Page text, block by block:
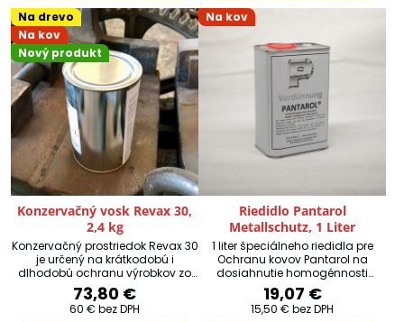
povrchu.Je dlouhodobě účinný a
má vysokou odolnost vůči UV
záření a je tak zvláště vhodný pro
náročné klimatické podmínky.
Zdobí, chrání...
Na drevo
Na kov
Nový produkt
Konzervačný vosk Revax 30,
2,4 kg
Konzervačný prostriedok Revax 30
je určený na krátkodobú i
dlhodobú ochranu výrobkov zo
železných i neželezných kovov v
akýchkoľvek klimatických
podmienkach.
73,80 €
60 € bez DPH
Na kov
Riedidlo Pantarol
Metallschutz, 1 Liter
1 liter špeciálneho riedidla pre
Ochranu kovov Pantarol na
dosiahnutie homogénnosti
povrchov počas striekania.
19,07 €
15,50 € bez DPH